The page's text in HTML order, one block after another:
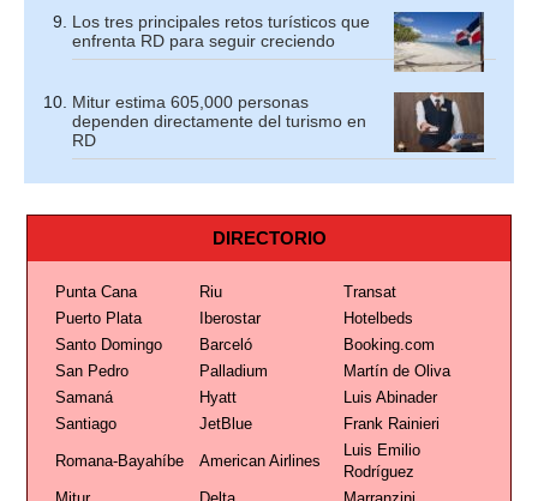
Los tres principales retos turísticos que
enfrenta RD para seguir creciendo
Mitur estima 605,000 personas
dependen directamente del turismo en
RD
DIRECTORIO
Punta Cana Riu
Transat
Puerto Plata
Iberostar
Hotelbeds
Santo Domingo
Barceló
Booking.com
San Pedro
Palladium
Martín de Oliva
Samaná
Hyatt
Luis Abinader
Santiago
JetBlue Frank Rainieri
Romana-Bayahíbe American Airlines
Luis Emilio
Rodríguez